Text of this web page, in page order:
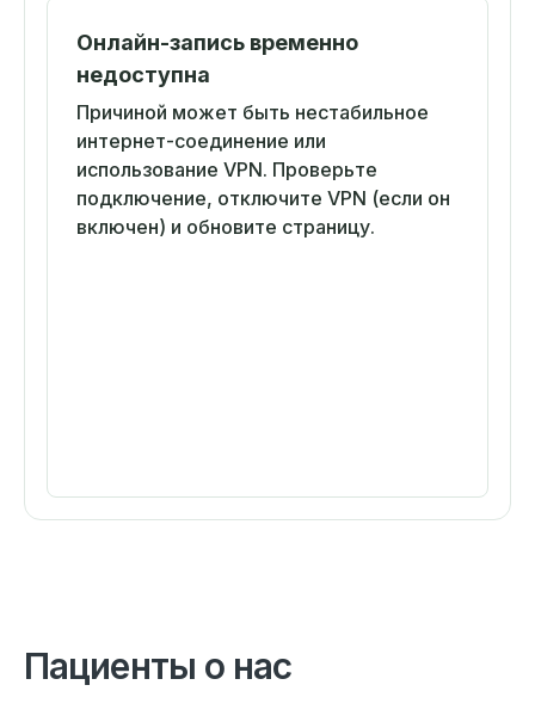
Онлайн-запись временно
недоступна
Причиной может быть нестабильное
интернет-соединение или
использование VPN. Проверьте
подключение, отключите VPN (если он
включен) и обновите страницу.
Пациенты о нас